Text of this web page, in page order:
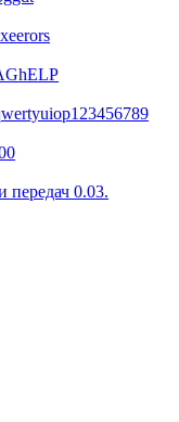
передач 0.03.